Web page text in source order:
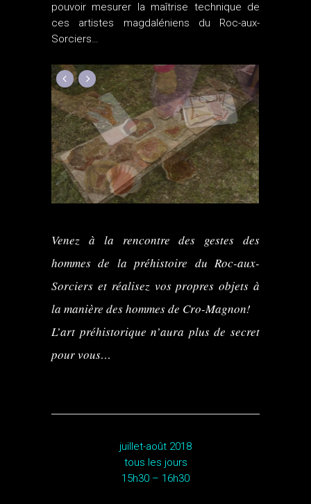
pouvoir mesurer la maîtrise technique de
ces artistes magdaléniens du Roc-aux-
Sorciers…
Venez à la rencontre des gestes des
hommes de la préhistoire du Roc-aux-
Sorciers et réalisez vos propres objets à
la manière des hommes de Cro-Magnon!
L’art préhistorique n’aura plus de secret
pour vous…
juillet-août 2018
tous les jours
15h30 – 16h30